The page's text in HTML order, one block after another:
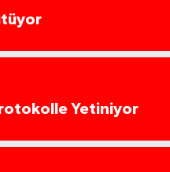
Yetiniyor